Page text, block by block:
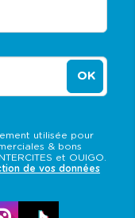
utilisée pour
& bons
et OUIGO.
de vos données
OK